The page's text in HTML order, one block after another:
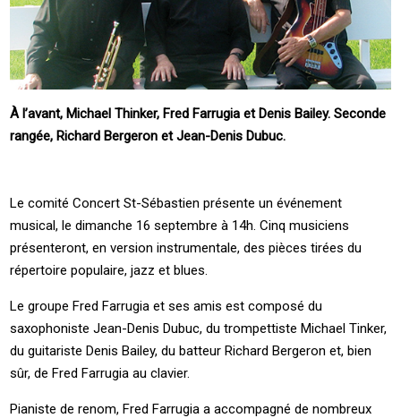
À l’avant, Michael Thinker, Fred Farrugia et Denis Bailey. Seconde
rangée, Richard Bergeron et Jean-Denis Dubuc.
Le comité Concert St-Sébastien présente un événement
musical, le dimanche 16 septembre à 14h. Cinq musiciens
présenteront, en version instrumentale, des pièces tirées du
répertoire populaire, jazz et blues.
Le groupe Fred Farrugia et ses amis est composé du
saxophoniste Jean-Denis Dubuc, du trompettiste Michael Tinker,
du guitariste Denis Bailey, du batteur Richard Bergeron et, bien
sûr, de Fred Farrugia au clavier.
Pianiste de renom, Fred Farrugia a accompagné de nombreux